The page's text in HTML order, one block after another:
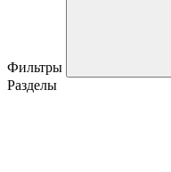
Фильтры
Разделы